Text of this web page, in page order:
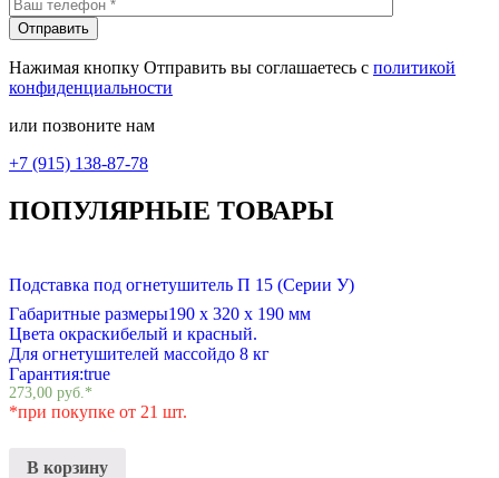
Нажимая кнопку Отправить вы соглашаетесь с политикой
конфиденциальности
или позвоните нам
+7 (915) 138-87-78
ПОПУЛЯРНЫЕ ТОВАРЫ
Подставка под огнетушитель П 15 (Серии У)
Габаритные размеры190 х 320 х 190 мм
Цвета окраскибелый и красный.
Для огнетушителей массойдо 8 кг
Гарантия:true
273,00 руб. *
*при покупке от 21 шт.
В корзину